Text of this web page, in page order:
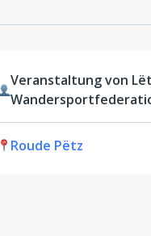
Veranstaltung von
Roude Pëtz